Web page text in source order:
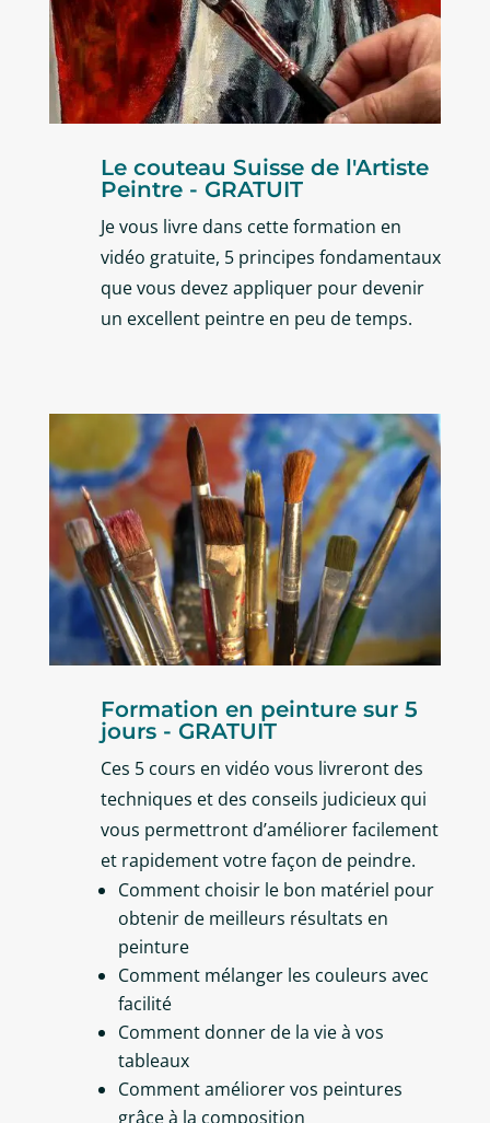
Le couteau Suisse de l'Artiste
Peintre - GRATUIT
Je vous livre dans cette formation en
vidéo gratuite, 5 principes fondamentaux
que vous devez appliquer pour devenir
un excellent peintre en peu de temps.
Formation en peinture sur 5
jours - GRATUIT
Ces 5 cours en vidéo vous livreront des
techniques et des conseils judicieux qui
vous permettront d’améliorer facilement
et rapidement votre façon de peindre.
Comment choisir le bon matériel pour
obtenir de meilleurs résultats en
peinture
Comment mélanger les couleurs avec
facilité
Comment donner de la vie à vos
tableaux
Comment améliorer vos peintures
grâce à la composition